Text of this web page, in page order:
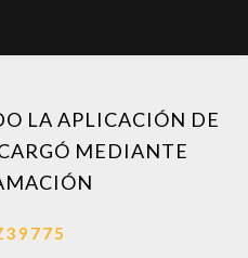
LA APLICACIÓN DE
MEDIANTE